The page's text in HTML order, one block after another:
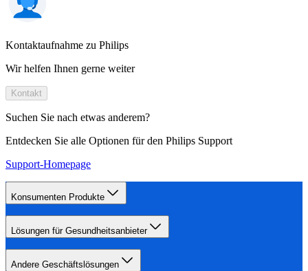
Kontaktaufnahme zu Philips
Wir helfen Ihnen gerne weiter
Kontakt
Suchen Sie nach etwas anderem?
Entdecken Sie alle Optionen für den Philips Support
Support-Homepage
Konsumenten Produkte
Lösungen für Gesundheitsanbieter
Andere Geschäftslösungen